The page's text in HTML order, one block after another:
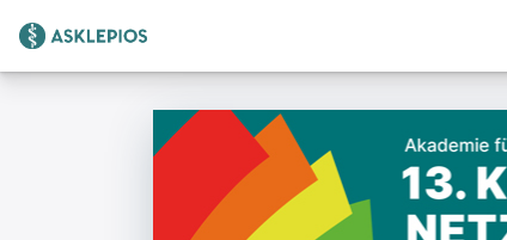
Zur Startseite